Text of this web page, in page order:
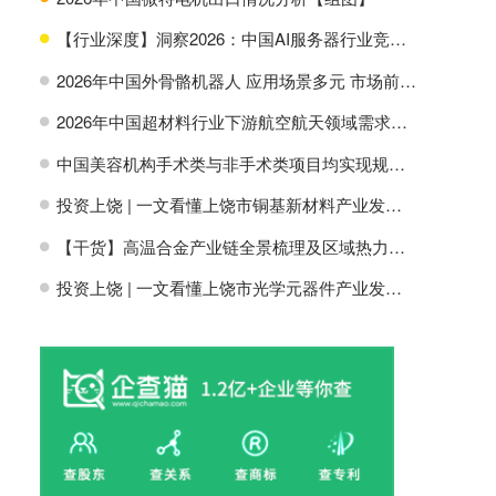
H 【行业深度】洞察2026：中国AI服务器行业竞争格局及市场份额
H 2026年中国外骨骼机器人 应用场景多元 市场前景广阔【组图】
H 2026年中国超材料行业下游航空航天领域需求分析【组图】
H 中国美容机构手术类与非手术类项目均实现规模增长【组图】
H 投资上饶 | 一文看懂上饶市铜基新材料产业发展现状与投资机会前瞻
H 【干货】高温合金产业链全景梳理及区域热力地图
H 投资上饶 | 一文看懂上饶市光学元器件产业发展现状与投资机会前瞻